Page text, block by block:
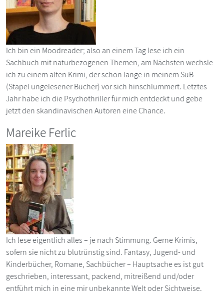
Ich bin ein Moodreader; also an einem Tag lese ich ein
Sachbuch mit naturbezogenen Themen, am Nächsten wechsle
ich zu einem alten Krimi, der schon lange in meinem SuB
(Stapel ungelesener Bücher) vor sich hinschlummert. Letztes
Jahr habe ich die Psychothriller für mich entdeckt und gebe
jetzt den skandinavischen Autoren eine Chance.
Mareike Ferlic
Ich lese eigentlich alles – je nach Stimmung. Gerne Krimis,
sofern sie nicht zu blutrünstig sind. Fantasy, Jugend- und
Kinderbücher, Romane, Sachbücher – Hauptsache es ist gut
geschrieben, interessant, packend, mitreißend und/oder
entführt mich in eine mir unbekannte Welt oder Sichtweise.